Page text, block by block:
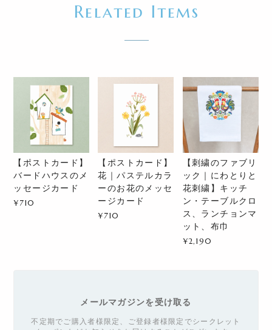
Related Items
【ポストカード】
バードハウスのメ
ッセージカード
¥710
【ポストカード】
花｜パステルカラ
ーのお花のメッセ
ージカード
¥710
【刺繍のファブリ
ック｜にわとりと
花刺繍】キッチ
ン・テーブルクロ
ス、ランチョンマ
ット、布巾
¥2,190
メールマガジンを受け取る
不定期でご購入者様限定、ご登録者様限定でシークレット